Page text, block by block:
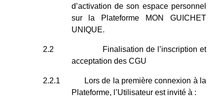
d’activation de son espace personnel
sur la Plateforme MON GUICHET
UNIQUE.
2.2
Finalisation de l’inscription et
acceptation des CGU
2.2.1
Lors de la première connexion à la
Plateforme, l’Utilisateur est invité à :